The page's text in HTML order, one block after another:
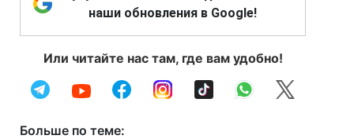
наши обновления в Google!
Или читайте нас там, где вам удобно!
Больше по теме: